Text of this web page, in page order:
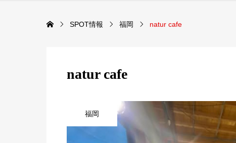
SPOT情報 福岡 natur cafe
natur cafe
福岡